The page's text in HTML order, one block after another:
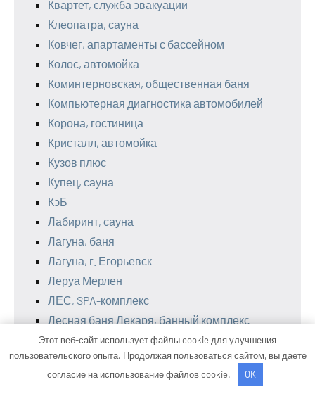
Квартет, служба эвакуации
Клеопатра, сауна
Ковчег, апартаменты с бассейном
Колос, автомойка
Коминтерновская, общественная баня
Компьютерная диагностика автомобилей
Корона, гостиница
Кристалл, автомойка
Кузов плюс
Купец, сауна
КэБ
Лабиринт, сауна
Лагуна, баня
Лагуна, г. Егорьевск
Леруа Мерлен
ЛЕС, SPA-комплекс
Лесная баня Лекаря, банный комплекс
Лидер
Лидия Люкс, банный комплекс
Лотос, сауна
Этот веб-сайт использует файлы cookie для улучшения
пользовательского опыта. Продолжая пользоваться сайтом, вы даете
согласие на использование файлов cookie.
OK